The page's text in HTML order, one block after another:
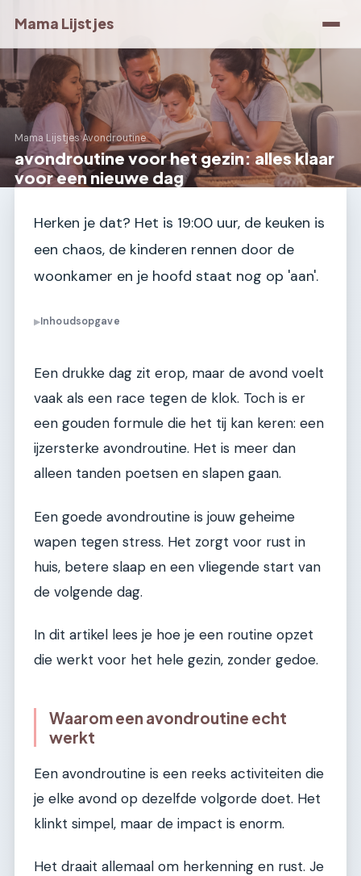
Mama Lijstjes
Mama Lijstjes›Avondroutine
avondroutine voor het gezin: alles klaar
voor een nieuwe dag
Herken je dat? Het is 19:00 uur, de keuken is
een chaos, de kinderen rennen door de
woonkamer en je hoofd staat nog op 'aan'.
▶Inhoudsopgave
Een drukke dag zit erop, maar de avond voelt
vaak als een race tegen de klok. Toch is er
een gouden formule die het tij kan keren: een
ijzersterke avondroutine. Het is meer dan
alleen tanden poetsen en slapen gaan.
Een goede avondroutine is jouw geheime
wapen tegen stress. Het zorgt voor rust in
huis, betere slaap en een vliegende start van
de volgende dag.
In dit artikel lees je hoe je een routine opzet
die werkt voor het hele gezin, zonder gedoe.
Waarom een avondroutine echt
werkt
Een avondroutine is een reeks activiteiten die
je elke avond op dezelfde volgorde doet. Het
klinkt simpel, maar de impact is enorm.
Het draait allemaal om herkenning en rust. Je